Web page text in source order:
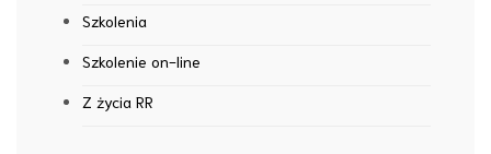
Szkolenia
Szkolenie on-line
Z życia RR